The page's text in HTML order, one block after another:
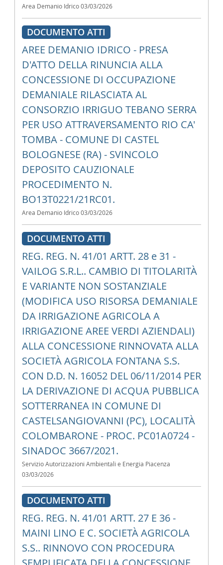
Area Demanio Idrico 03/03/2026
DOCUMENTO ATTI
AREE DEMANIO IDRICO - PRESA
D'ATTO DELLA RINUNCIA ALLA
CONCESSIONE DI OCCUPAZIONE
DEMANIALE RILASCIATA AL
CONSORZIO IRRIGUO TEBANO SERRA
PER USO ATTRAVERSAMENTO RIO CA'
TOMBA - COMUNE DI CASTEL
BOLOGNESE (RA) - SVINCOLO
DEPOSITO CAUZIONALE
PROCEDIMENTO N.
BO13T0221/21RC01.
Area Demanio Idrico 03/03/2026
DOCUMENTO ATTI
REG. REG. N. 41/01 ARTT. 28 e 31 -
VAILOG S.R.L.. CAMBIO DI TITOLARITÀ
E VARIANTE NON SOSTANZIALE
(MODIFICA USO RISORSA DEMANIALE
DA IRRIGAZIONE AGRICOLA A
IRRIGAZIONE AREE VERDI AZIENDALI)
ALLA CONCESSIONE RINNOVATA ALLA
SOCIETÀ AGRICOLA FONTANA S.S.
CON D.D. N. 16052 DEL 06/11/2014 PER
LA DERIVAZIONE DI ACQUA PUBBLICA
SOTTERRANEA IN COMUNE DI
CASTELSANGIOVANNI (PC), LOCALITÀ
COLOMBARONE - PROC. PC01A0724 -
SINADOC 3667/2021.
Servizio Autorizzazioni Ambientali e Energia Piacenza
03/03/2026
DOCUMENTO ATTI
REG. REG. N. 41/01 ARTT. 27 E 36 -
MAINI LINO E C. SOCIETÀ AGRICOLA
S.S.. RINNOVO CON PROCEDURA